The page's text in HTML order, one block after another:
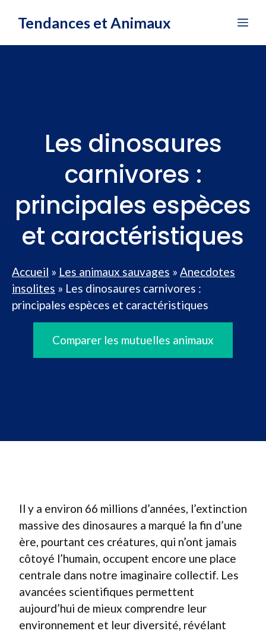
Tendances et Animaux
Les dinosaures
carnivores :
principales espèces
et caractéristiques
Accueil » Les animaux sauvages » Anecdotes
insolites » Les dinosaures carnivores :
principales espèces et caractéristiques
Comparer les mutuelles animaux
Il y a environ 66 millions d’années, l’extinction
massive des dinosaures a marqué la fin d’une
ère, pourtant ces créatures, qui n’ont jamais
côtoyé l’humain, occupent encore une place
centrale dans notre imaginaire collectif. Les
avancées scientifiques permettent
aujourd’hui de mieux comprendre leur
environnement et leur diversité, révélant